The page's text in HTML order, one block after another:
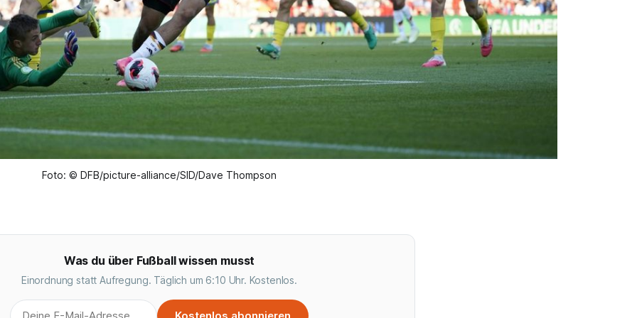
Foto: © DFB/picture-alliance/SID/Dave Thompson
Was du über Fußball wissen musst
Einordnung statt Aufregung. Täglich um 6:10 Uhr. Kostenlos.